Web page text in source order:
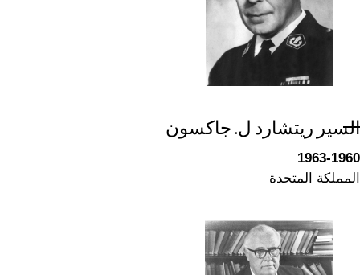
السير ريتشارد ل. جاكسون
1963-1960
المملكة المتحدة